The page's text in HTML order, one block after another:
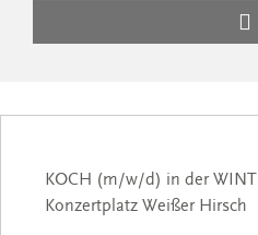
KOCH (m/w/d) in der
Konzertplatz Weißer Hirsch